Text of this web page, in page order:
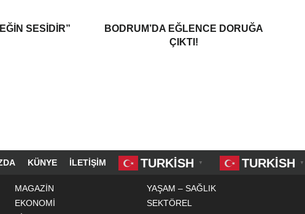
SESIDIR”
BODRUM’DA EĞLENCE DORUĞA
ÇIKTI!
KÜNYE İLETIŞIM TURKISH ▼ TURKISH ▼
MAGAZİN
YAŞAM – SAĞLIK
EKONOMİ
SEKTÖREL